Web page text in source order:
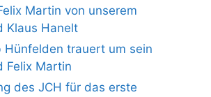
Martin von unserem
Klaus Hanelt
Hünfelden trauert um sein
Felix Martin
des JCH für das erste